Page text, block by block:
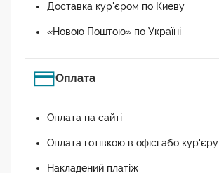
Доставка кур'єром по Киеву
«Новою Поштою» по Україні
Оплата
Оплата на сайті
Оплата готівкою в офісі або кур'єру
Накладений платіж